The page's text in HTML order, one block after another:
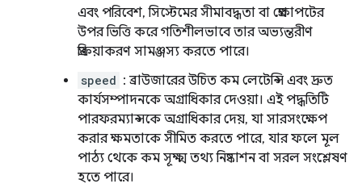
এবং পরিবেশ, সিস্টেমের সীমাবদ্ধতা বা প্রেক্ষাপটের
উপর ভিত্তি করে গতিশীলভাবে তার অভ্যন্তরীণ
প্রক্রিয়াকরণ সামঞ্জস্য করতে পারে।
speed : ব্রাউজারের উচিত কম লেটেন্সি এবং দ্রুত
কার্যসম্পাদনকে অগ্রাধিকার দেওয়া। এই পদ্ধতিটি
পারফরম্যান্সকে অগ্রাধিকার দেয়, যা সারসংক্ষেপ
করার ক্ষমতাকে সীমিত করতে পারে, যার ফলে মূল
পাঠ্য থেকে কম সূক্ষ্ম তথ্য নিষ্কাশন বা সরল সংশ্লেষণ
হতে পারে।